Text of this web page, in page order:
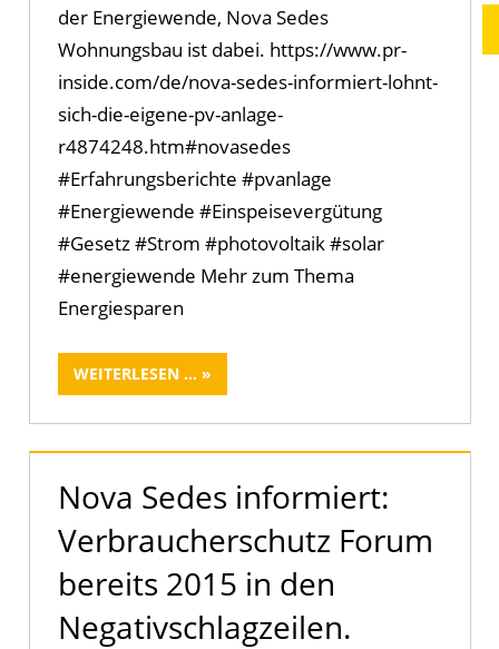
der Energiewende, Nova Sedes
Wohnungsbau ist dabei. https://www.pr-
inside.com/de/nova-sedes-informiert-lohnt-
sich-die-eigene-pv-anlage-
r4874248.htm#novasedes
#Erfahrungsberichte #pvanlage
#Energiewende #Einspeisevergütung
#Gesetz #Strom #photovoltaik #solar
#energiewende Mehr zum Thema
Energiesparen
WEITERLESEN ...
Nova Sedes informiert:
Verbraucherschutz Forum
bereits 2015 in den
Negativschlagzeilen.